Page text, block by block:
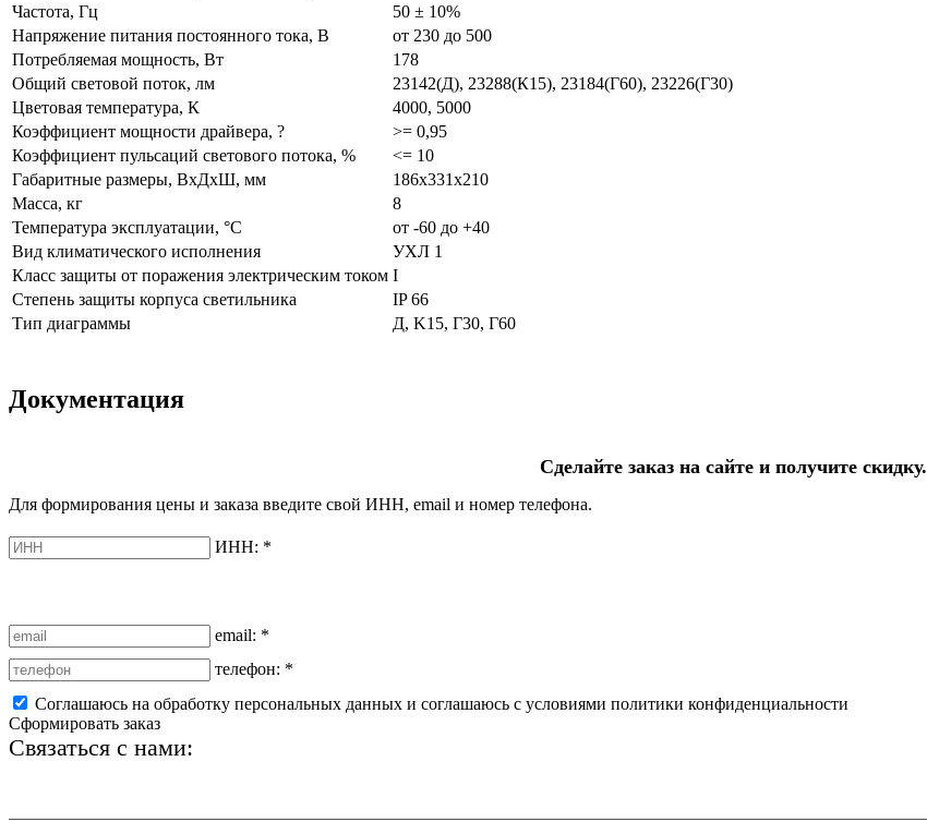
Частота, Гц
50 ± 10%
Напряжение питания постоянного тока, В
от 230 до 500
Потребляемая мощность, Вт
178
Общий световой поток, лм
23142(Д), 23288(К15), 23184(Г60), 23226(Г30)
Цветовая температура, К
4000, 5000
Коэффициент мощности драйвера, ?
>= 0,95
Коэффициент пульсаций светового потока, %
<= 10
Габаритные размеры, ВхДхШ, мм
186х331х210
Масса, кг
8
Температура эксплуатации, °С
от -60 до +40
Вид климатического исполнения
УХЛ 1
Класс защиты от поражения электрическим током I
Степень защиты корпуса светильника
IP 66
Тип диаграммы
Д, K15, Г30, Г60
Документация
Сделайте заказ на сайте и получите скидку.
Для формирования цены и заказа введите свой ИНН, email и номер телефона.
ИНН: *
email: *
телефон: *
Соглашаюсь на обработку персональных данных и соглашаюсь с условиями политики конфиденциальности
Сформировать заказ
Связаться с нами: